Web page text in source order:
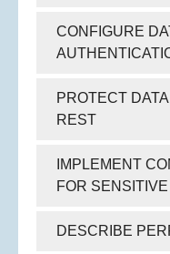
CONFIGURE
PROTECT
REST
IMPLEMENT
FOR
DESCRIBE